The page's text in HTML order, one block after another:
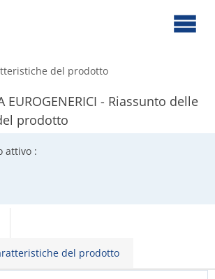
del prodotto
EUROGENERICI - Riassunto delle
prodotto
attivo :
del prodotto